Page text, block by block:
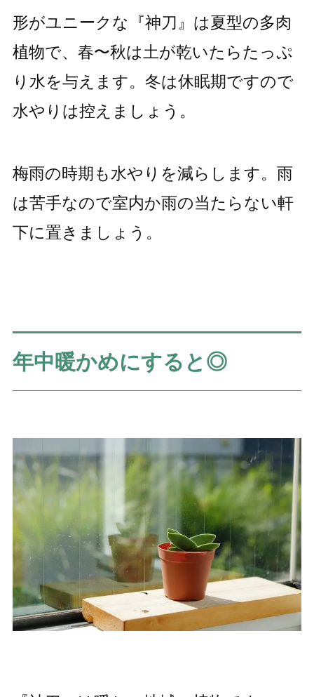
形がユニークな『神刀』は夏型の多肉
植物で、春〜秋は土が乾いたらたっぷ
り水を与えます。冬は休眠期ですので
水やりは控えましょう。
梅雨の時期も水やりを減らします。雨
は苦手なので室内か雨の当たらない軒
下に置きましょう。
年中暖かめにすると◎